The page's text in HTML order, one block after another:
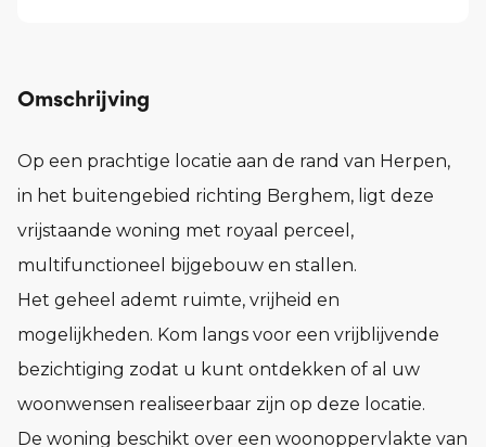
Omschrijving
Op een prachtige locatie aan de rand van Herpen,
in het buitengebied richting Berghem, ligt deze
vrijstaande woning met royaal perceel,
multifunctioneel bijgebouw en stallen.
Het geheel ademt ruimte, vrijheid en
mogelijkheden. Kom langs voor een vrijblijvende
bezichtiging zodat u kunt ontdekken of al uw
woonwensen realiseerbaar zijn op deze locatie.
De woning beschikt over een woonoppervlakte van